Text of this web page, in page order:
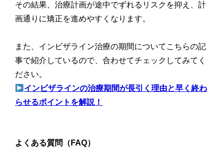
その結果、治療計画が途中でずれるリスクを抑え、計
画通りに矯正を進めやすくなります。
また、インビザライン治療の期間についてこちらの記
事で紹介しているので、合わせてチェックしてみてく
ださい。
インビザラインの治療期間が長引く理由と早く終わ
らせるポイントを解説！
よくある質問（FAQ）